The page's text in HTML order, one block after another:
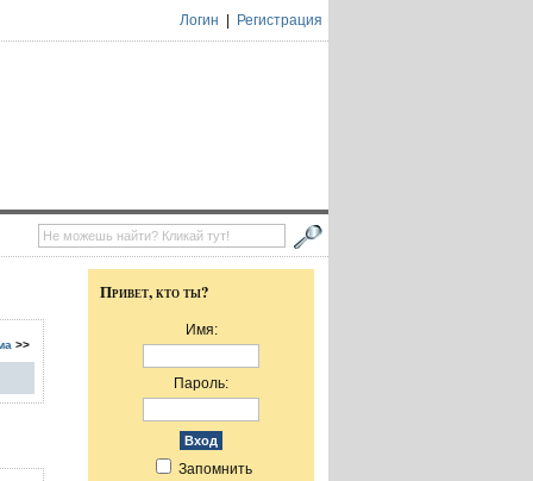
Логин Регистрация
>>
Привет, кто ты?
Имя:
Пароль:
Запомнить